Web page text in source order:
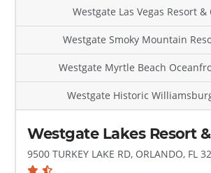
Westgate Las Vegas Resort &
Westgate Smoky Mountain
Westgate Myrtle Beach
Westgate Historic
Westgate Lakes Resort
9500 TURKEY LAKE RD, ORLANDO, FL